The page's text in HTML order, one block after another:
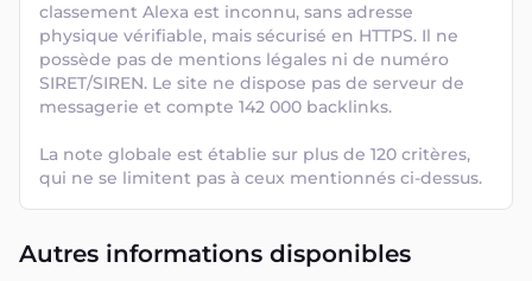
classement Alexa est inconnu, sans adresse
physique vérifiable, mais sécurisé en HTTPS. Il ne
possède pas de mentions légales ni de numéro
SIRET/SIREN. Le site ne dispose pas de serveur de
messagerie et compte 142 000 backlinks.
La note globale est établie sur plus de 120 critères,
qui ne se limitent pas à ceux mentionnés ci-dessus.
Autres informations disponibles